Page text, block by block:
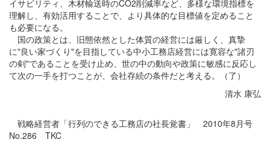
イサビリティ、木材輸送時のCO2削減率など、多様な環境指標を
理解し、有効活用することで、より具体的な目標値を定めること
も必要になる。
国の政策とは、旧態依然とした体質の経営には厳しく、真摯
に"良い家づくり"を目指している中小工務店経営には寛容な"諸刃
の剣"であることを受け止め、世の中の動向や政策に敏感に反応し
て次の一手を打つことが、会社存続の条件だと考える。（了）
清水 康弘
戦略経営者「行列のできる工務店の社長覚書」 2010年8月号
No.286 TKC